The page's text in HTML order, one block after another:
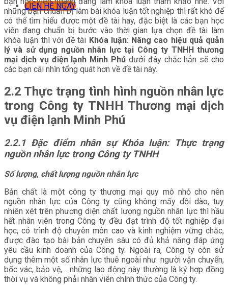
LIÊN HỆ NGAY
những bạn chuẩn bị làm bài khóa luận tốt nghiệp thì rất khó để
có thể tìm hiểu được một đề tài hay, đặc biệt là các bạn học
viên đang chuẩn bị bước vào thời gian lựa chọn đề tài làm
khóa luận thì với đề tài Khóa luận: Nâng cao hiệu quả quản
lý và sử dụng nguồn nhân lực tại Công ty TNHH thương
mại dịch vụ điện lạnh Minh Phú dưới đây chắc hẳn sẽ cho
các bạn cái nhìn tổng quát hơn về đề tài này.
2.2 Thực trạng tình hình nguồn nhân lực
trong Công ty TNHH Thương mại dịch
vụ điện lạnh Minh Phú
2.2.1 Đặc điểm nhân sự Khóa luận: Thực trạng
nguồn nhân lực trong Công ty TNHH
Số lượng, chất lượng nguồn nhân lực
Bản chất là một công ty thương mại quy mô nhỏ cho nên
nguồn nhân lực của Công ty cũng không mấy dồi dào, tuy
nhiên xét trên phương diện chất lượng nguồn nhân lực thì hầu
hết nhân viên trong Công ty đều đạt trình độ tốt nghiệp đại
học, có trình độ chuyên môn cao và kinh nghiệm vững chắc,
được đào tạo bài bản chuyên sâu có đủ khả năng đáp ứng
yêu cầu kinh doanh của Công ty. Ngoài ra, Công ty còn sử
dụng thêm một số nhân lực thuê ngoài như: người vận chuyển,
bốc vác, bảo vệ,… những lao động này thường là ký hợp đồng
thời vụ và không phải nhân viên chính thức của Công ty.